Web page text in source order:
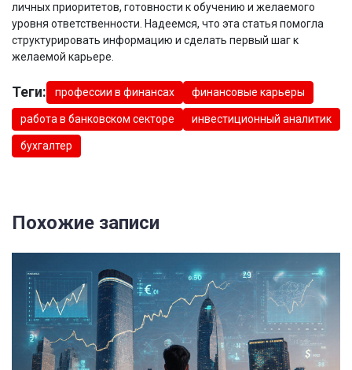
личных приоритетов, готовности к обучению и желаемого
уровня ответственности. Надеемся, что эта статья помогла
структурировать информацию и сделать первый шаг к
желаемой карьере.
Теги: профессии в финансах финансовые карьеры
работа в банковском секторе инвестиционный аналитик
бухгалтер
Похожие записи